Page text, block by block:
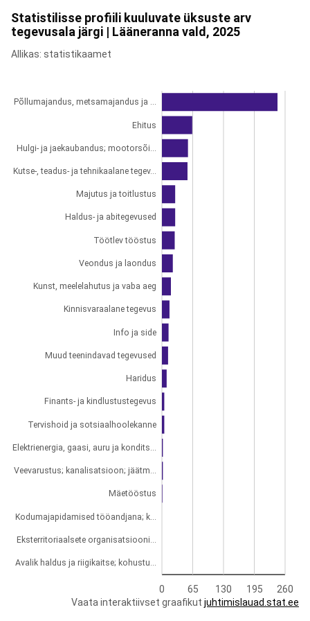
Statistilisse profiili kuuluvate üksuste arv
tegevusala järgi | Lääneranna vald, 2025
Allikas: statistikaamet
0 65 130 195 260
Põllumajandus, metsamajandus ja ...
Ehitus
Hulgi- ja jaekaubandus; mootorsõi...
Kutse-, teadus- ja tehnikaalane tegev...
Majutus ja toitlustus
Haldus- ja abitegevused
Töötlev tööstus
Veondus ja laondus
Kunst, meelelahutus ja vaba aeg
Kinnisvaraalane tegevus
Info ja side
Muud teenindavad tegevused
Haridus
Finants- ja kindlustustegevus
Tervishoid ja sotsiaalhoolekanne
Elektrienergia, gaasi, auru ja kondits...
Veevarustus; kanalisatsioon; jäätm...
Mäetööstus
Kodumajapidamised tööandjana; k...
Eksterritoriaalsete organisatsiooni...
Avalik haldus ja riigikaitse; kohustu...
Vaata interaktiivset graafikut juhtimislauad.stat.ee